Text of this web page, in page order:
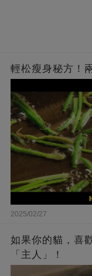
輕松瘦身秘方！
2025/02/27
如果你的貓，喜
「主人」！